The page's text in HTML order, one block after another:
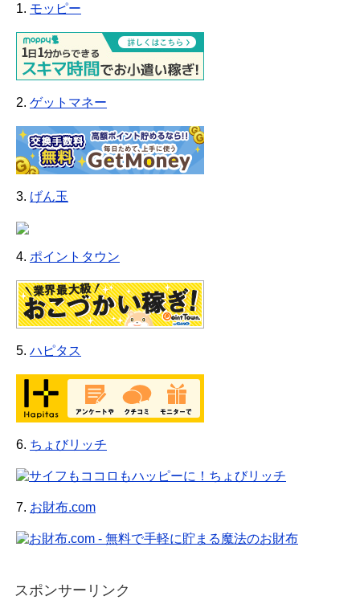
1. モッピー
2. ゲットマネー
3. げん玉
4. ポイントタウン
5. ハピタス
6. ちょびリッチ
7. お財布.com
スポンサーリンク